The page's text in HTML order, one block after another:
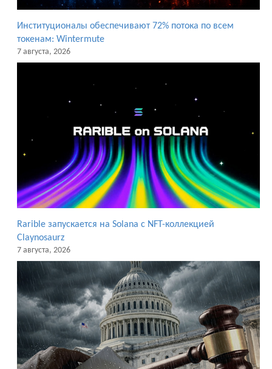
Институционалы обеспечивают 72% потока по всем
токенам: Wintermute
7 августа, 2026
Rarible запускается на Solana с NFT-коллекцией
Claynosaurz
7 августа, 2026